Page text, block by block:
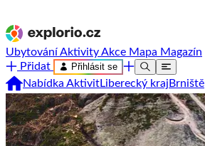
UbytováníAktivityAkce Mapa Magazín
Přidat
Přihlásit se
Nabídka AktivitLiberecký kraj Brniště